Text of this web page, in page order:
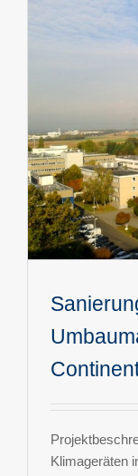
Klimageräten